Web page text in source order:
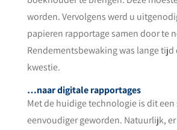
worden. Vervolgens werd u
papieren rapportage samen door te
Rendementsbewaking was lange tijd
kwestie.
…naar digitale rapportages
Met de huidige technologie is dit
eenvoudiger geworden. Natuurlijk,